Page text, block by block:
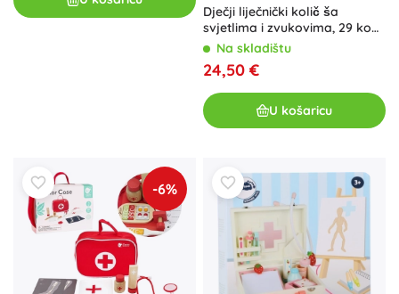
Dječji liječnički količ ša
svjetlima i zvukovima, 29 kom
– Chipolino
Na skladištu
24,50 €
U košaricu
-6%